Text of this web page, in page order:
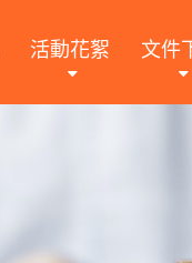
活動花絮 文件